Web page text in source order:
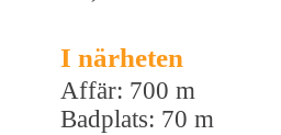
I närheten
Affär: 700 m
Badplats: 70 m